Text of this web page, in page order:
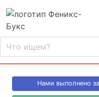
Нами выполнено